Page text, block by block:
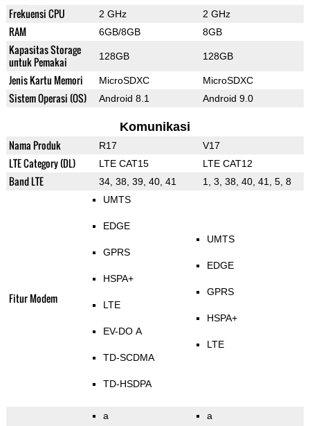
Frekuensi CPU 2 GHz 2 GHz
RAM 6GB/8GB 8GB
Kapasitas Storage
untuk Pemakai
128GB 128GB
Jenis Kartu Memori MicroSDXC MicroSDXC
Sistem Operasi (OS) Android 8.1 Android 9.0
Komunikasi
Nama Produk R17 V17
LTE Category (DL) LTE CAT15 LTE CAT12
Band LTE 34, 38, 39, 40, 41 1, 3, 38, 40, 41, 5, 8
Fitur Modem
UMTS
EDGE
GPRS
HSPA+
LTE
EV-DO A
TD-SCDMA
TD-HSDPA
UMTS
EDGE
GPRS
HSPA+
LTE
a a